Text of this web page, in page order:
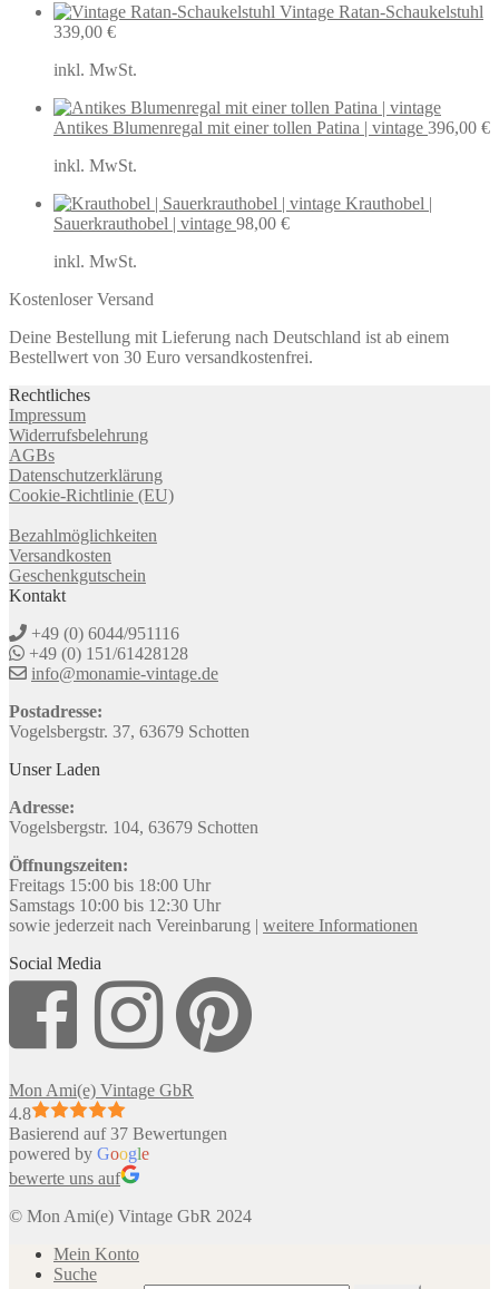
Vintage Ratan-Schaukelstuhl
339,00 €
inkl. MwSt.
Antikes Blumenregal mit einer tollen Patina | vintage 396,00 €
inkl. MwSt.
Krauthobel |
Sauerkrauthobel | vintage 98,00 €
inkl. MwSt.
Kostenloser Versand
Deine Bestellung mit Lieferung nach Deutschland ist ab einem
Bestellwert von 30 Euro versandkostenfrei.
Rechtliches
Impressum
Widerrufsbelehrung
AGBs
Datenschutzerklärung
Cookie-Richtlinie (EU)
Bezahlmöglichkeiten
Versandkosten
Geschenkgutschein
Kontakt
+49 (0) 6044/951116
+49 (0) 151/61428128
info@monamie-vintage.de
Postadresse:
Vogelsbergstr. 37, 63679 Schotten
Unser Laden
Adresse:
Vogelsbergstr. 104, 63679 Schotten
Öffnungszeiten:
Freitags 15:00 bis 18:00 Uhr
Samstags 10:00 bis 12:30 Uhr
sowie jederzeit nach Vereinbarung | weitere Informationen
Social Media
Mon Ami(e) Vintage GbR
4.8
Basierend auf 37 Bewertungen
powered by Google
bewerte uns auf
© Mon Ami(e) Vintage GbR 2024
Mein Konto
Suche